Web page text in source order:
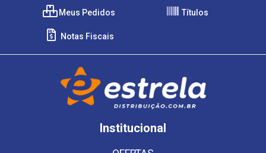
Meus Pedidos Títulos
Notas Fiscais
Institucional